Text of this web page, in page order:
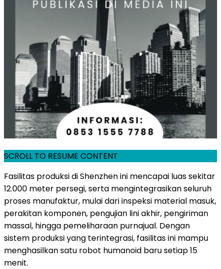
SCROLL TO RESUME CONTENT
Fasilitas produksi di Shenzhen ini mencapai luas sekitar
12.000 meter persegi, serta mengintegrasikan seluruh
proses manufaktur, mulai dari inspeksi material masuk,
perakitan komponen, pengujian lini akhir, pengiriman
massal, hingga pemeliharaan purnajual. Dengan
sistem produksi yang terintegrasi, fasilitas ini mampu
menghasilkan satu robot humanoid baru setiap 15
menit.